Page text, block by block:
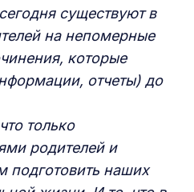
существуют в
на непомерные
которые
отчеты) до
только
родителей и
подготовить наших